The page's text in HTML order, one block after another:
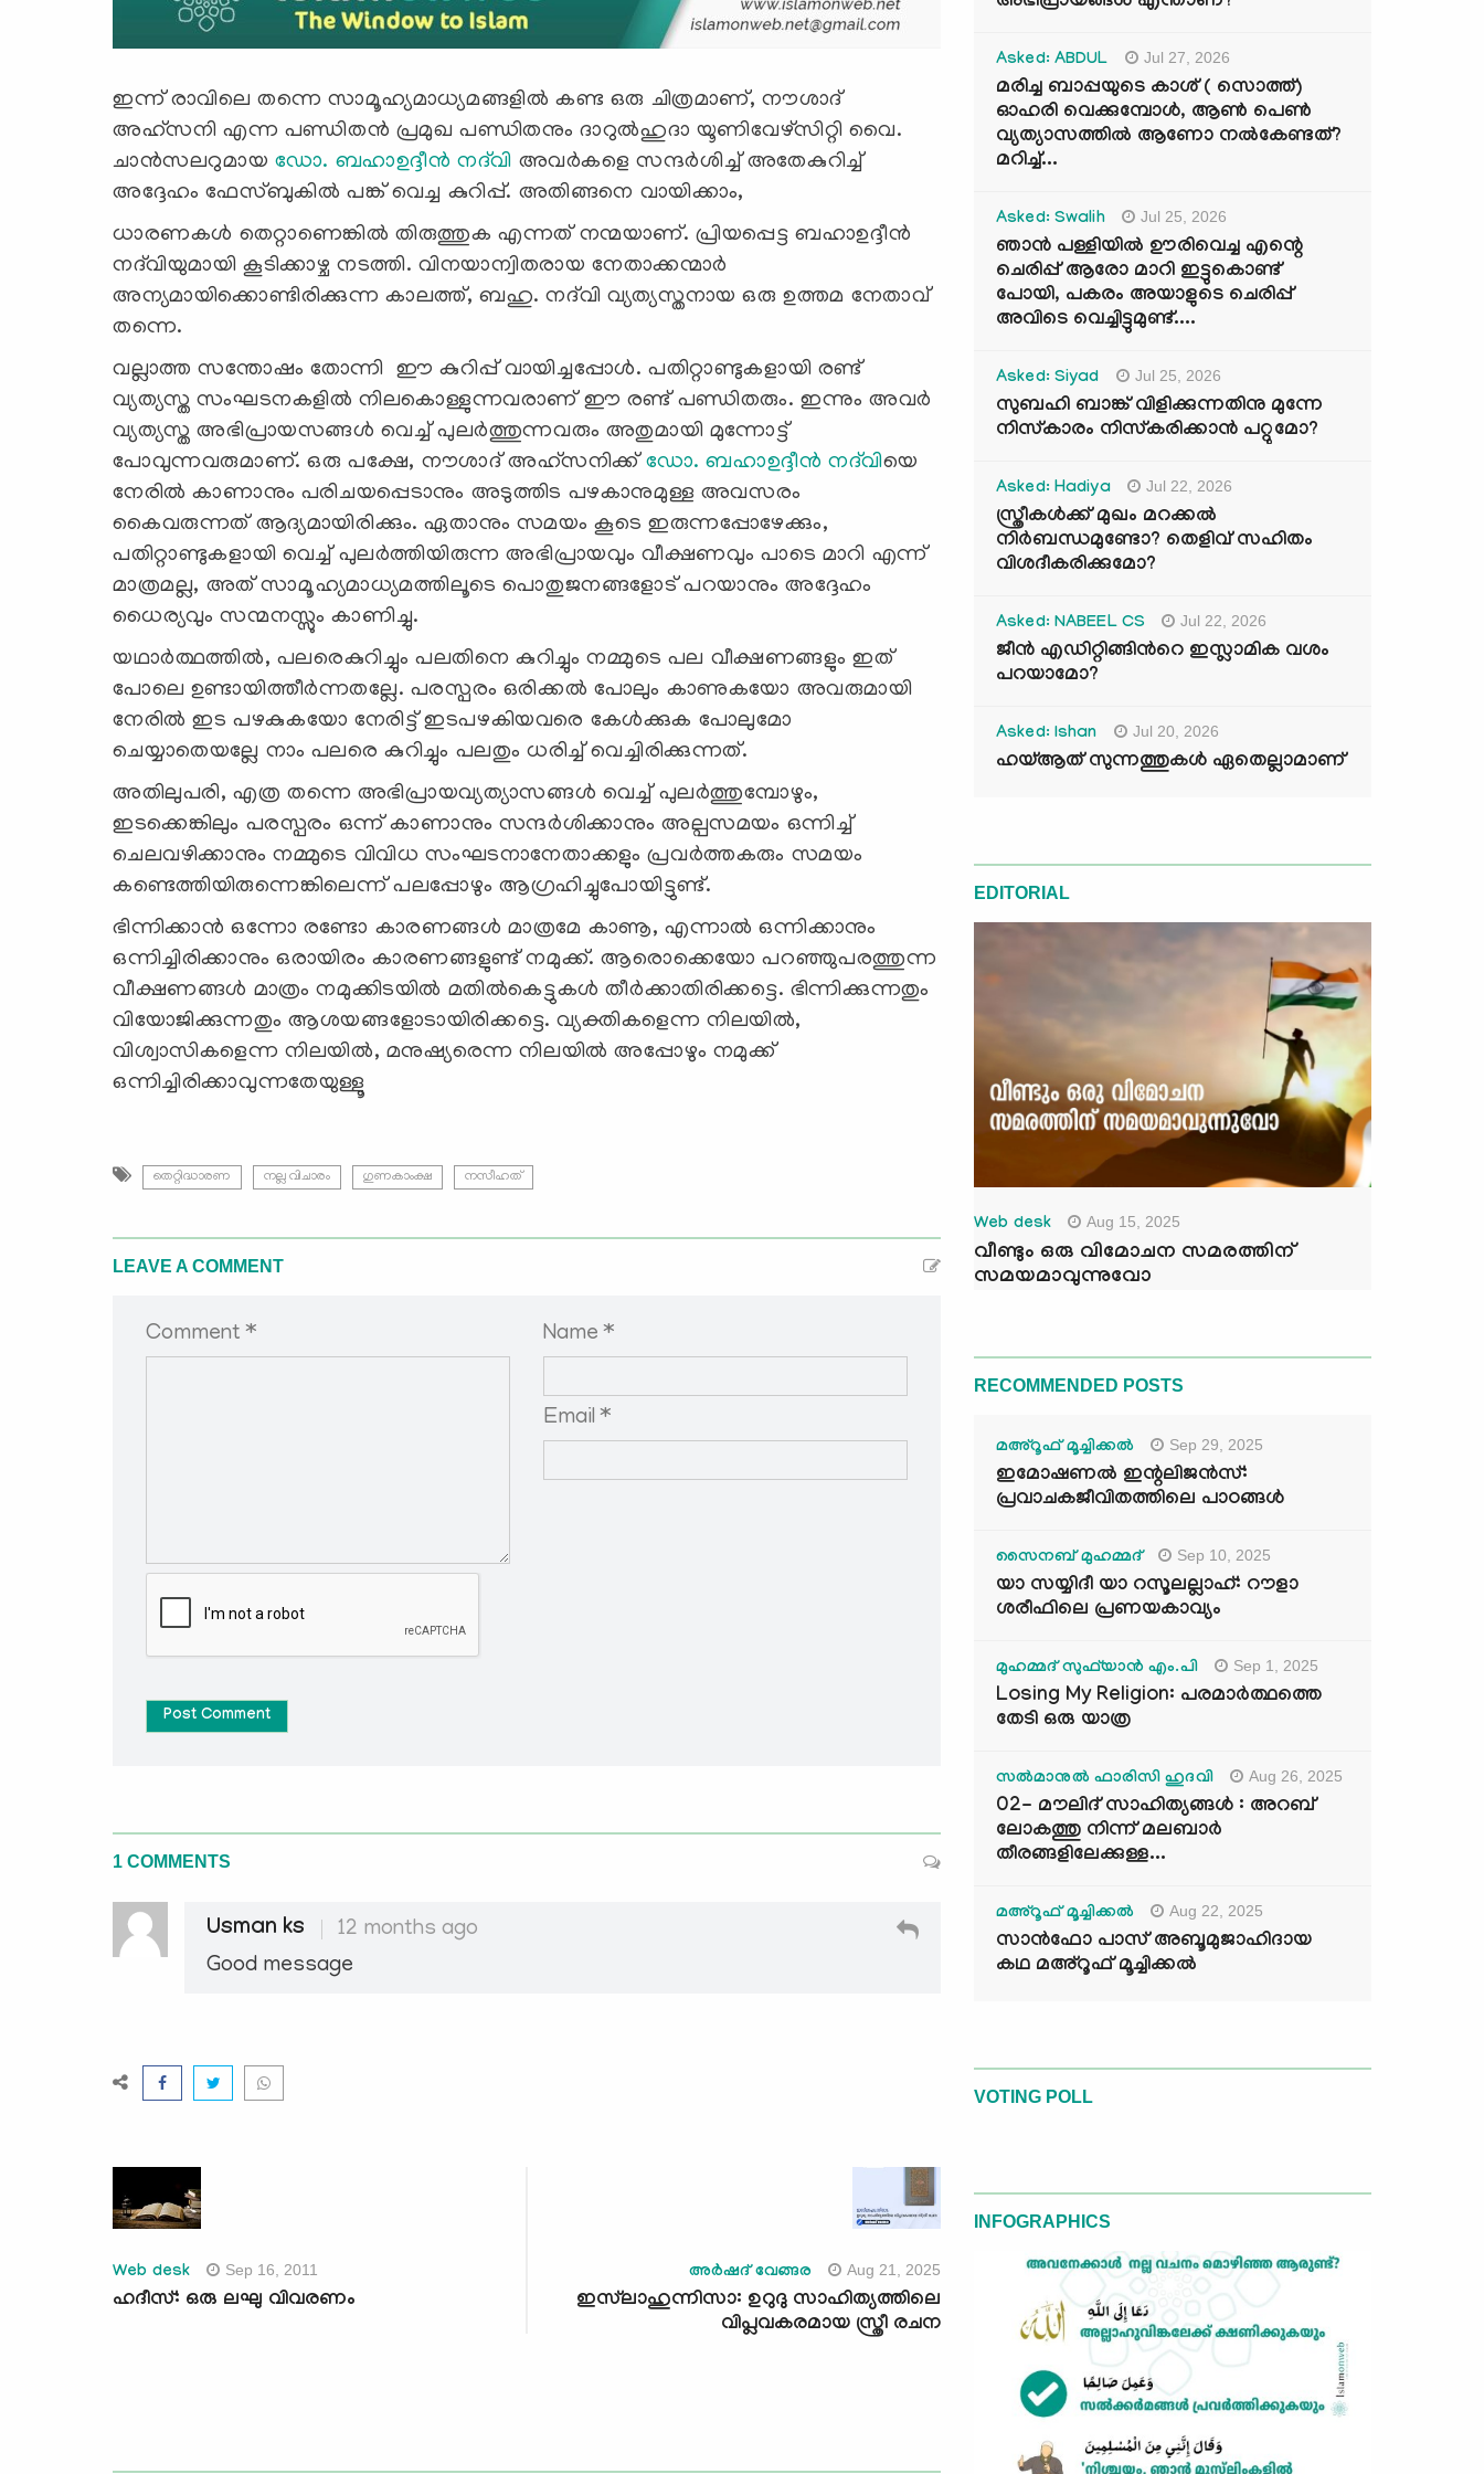
ഇന്ന് രാവിലെ തന്നെ സാമൂഹ്യമാധ്യമങ്ങളില്‍ കണ്ട ഒരു ചിത്രമാണ്, നൗശാദ്
അഹ്സനി എന്ന പണ്ഡിതന്‍ പ്രമുഖ പണ്ഡിതനും ദാറുല്‍ഹുദാ യൂണിവേഴ്സിറ്റി വൈ.
ചാന്‍സലറുമായ ഡോ. ബഹാഉദ്ദീന്‍ നദ്‍വി അവര്‍കളെ സന്ദര്‍ശിച്ച് അതേകുറിച്ച്
അദ്ദേഹം ഫേസ്ബുകില്‍ പങ്ക് വെച്ച കുറിപ്പ്. അതിങ്ങനെ വായിക്കാം,
ധാരണകള്‍ തെറ്റാണെങ്കില്‍ തിരുത്തുക എന്നത് നന്മയാണ്. പ്രിയപ്പെട്ട ബഹാഉദ്ദീന്‍
നദ്‍വിയുമായി കൂടിക്കാഴ്ച നടത്തി. വിനയാന്വിതരായ നേതാക്കന്മാര്‍
അന്യമായിക്കൊണ്ടിരിക്കുന്ന കാലത്ത്, ബഹു. നദ്‍വി വ്യത്യസ്തനായ ഒരു ഉത്തമ നേതാവ്
തന്നെ.
വല്ലാത്ത സന്തോഷം തോന്നി ഈ കുറിപ്പ് വായിച്ചപ്പോള്‍. പതിറ്റാണ്ടുകളായി രണ്ട്
വ്യത്യസ്ത സംഘടനകളില്‍ നിലകൊള്ളുന്നവരാണ് ഈ രണ്ട് പണ്ഡിതരും. ഇന്നും അവര്‍
വ്യത്യസ്ത അഭിപ്രായസങ്ങള്‍ വെച്ച് പുലര്‍ത്തുന്നവരും അതുമായി മുന്നോട്ട്
പോവുന്നവരുമാണ്. ഒരു പക്ഷേ, നൗശാദ് അഹ്സനിക്ക്ഡോ. ബഹാഉദ്ദീന്‍ നദ്‍വിയെ
നേരില്‍ കാണാനും പരിചയപ്പെടാനും അടുത്തിട പഴകാനുമുള്ള അവസരം
കൈവരുന്നത് ആദ്യമായിരിക്കും. ഏതാനും സമയം കൂടെ ഇരുന്നപ്പോഴേക്കും,
പതിറ്റാണ്ടുകളായി വെച്ച് പുലര്‍ത്തിയിരുന്ന അഭിപ്രായവും വീക്ഷണവും പാടെ മാറി എന്ന്
മാത്രമല്ല, അത് സാമൂഹ്യമാധ്യമത്തിലൂടെ പൊതുജനങ്ങളോട് പറയാനും അദ്ദേഹം
ധൈര്യവും സന്മനസ്സും കാണിച്ചു.
യഥാര്‍ത്ഥത്തില്‍, പലരെകുറിച്ചും പലതിനെ കുറിച്ചും നമ്മുടെ പല വീക്ഷണങ്ങളും ഇത്
പോലെ ഉണ്ടായിത്തീര്‍ന്നതല്ലേ. പരസ്പരം ഒരിക്കല്‍ പോലും കാണുകയോ അവരുമായി
നേരില്‍ ഇട പഴകുകയോ നേരിട്ട് ഇടപഴകിയവരെ കേള്‍ക്കുക പോലുമോ
ചെയ്യാതെയല്ലേ നാം പലരെ കുറിച്ചും പലതും ധരിച്ച് വെച്ചിരിക്കുന്നത്.
അതിലുപരി, എത്ര തന്നെ അഭിപ്രായവ്യത്യാസങ്ങള്‍ വെച്ച് പുലര്‍ത്തുമ്പോഴും,
ഇടക്കെങ്കിലും പരസ്പരം ഒന്ന് കാണാനും സന്ദര്‍ശിക്കാനും അല്പസമയം ഒന്നിച്ച്
ചെലവഴിക്കാനും നമ്മുടെ വിവിധ സംഘടനാനേതാക്കളും പ്രവര്‍ത്തകരും സമയം
കണ്ടെത്തിയിരുന്നെങ്കിലെന്ന് പലപ്പോഴും ആഗ്രഹിച്ചുപോയിട്ടുണ്ട്.
ഭിന്നിക്കാന്‍ ഒന്നോ രണ്ടോ കാരണങ്ങള്‍ മാത്രമേ കാണൂ, എന്നാല്‍ ഒന്നിക്കാനും
ഒന്നിച്ചിരിക്കാനും ഒരായിരം കാരണങ്ങളുണ്ട് നമുക്ക്. ആരൊക്കെയോ പറഞ്ഞുപരത്തുന്ന
വീക്ഷണങ്ങള്‍ മാത്രം നമുക്കിടയില്‍ മതില്‍കെട്ടുകള്‍ തീര്‍ക്കാതിരിക്കട്ടെ. ഭിന്നിക്കുന്നതും
വിയോജിക്കുന്നതും ആശയങ്ങളോടായിരിക്കട്ടെ. വ്യക്തികളെന്ന നിലയില്‍,
വിശ്വാസികളെന്ന നിലയില്‍, മനുഷ്യരെന്ന നിലയില്‍ അപ്പോഴും നമുക്ക്
ഒന്നിച്ചിരിക്കാവുന്നതേയുള്ളൂ
തെറ്റിദ്ധാരണ നല്ല വിചാരം ഗുണകാംക്ഷ നസീഹത്
LEAVE A COMMENT
Comment * Name *
Email *
Post Comment
1 COMMENTS
Usman ks
12 months ago
Good message
Web desk Sep 16, 2011
ഹദീസ്: ഒരു ലഘു വിവരണം
അർഷദ് വേങ്ങര Aug 21, 2025
ഇസ്‌ലാഹുന്നിസാ: ഉറുദു സാഹിത്യത്തിലെ
വിപ്ലവകരമായ സ്ത്രീ രചന
Asked: ABDUL Jul 27, 2026
മരിച്ച ബാപ്പയുടെ കാശ് ( സൊത്ത്)
ഓഹരി വെക്കുമ്പോൾ, ആണ്‍ പെണ്‍
വ്യത്യാസത്തില്‍ ആണോ നല്‍കേണ്ടത്?
മറിച്ച്...
Asked: Swalih Jul 25, 2026
ഞാൻ പള്ളിയിൽ ഊരിവെച്ച എന്റെ
ചെരിപ്പ് ആരോ മാറി ഇട്ടുകൊണ്ട്
പോയി, പകരം അയാളുടെ ചെരിപ്പ്
അവിടെ വെച്ചിട്ടുമുണ്ട്....
Asked: Siyad Jul 25, 2026
സുബഹി ബാങ്ക് വിളിക്കുന്നതിനു മുന്നേ
നിസ്കാരം നിസ്കരിക്കാൻ പറ്റുമോ?
Asked: Hadiya Jul 22, 2026
സ്ത്രീകൾക്ക് മുഖം മറക്കൽ
നിർബന്ധമുണ്ടോ? തെളിവ് സഹിതം
വിശദീകരിക്കുമോ?
Asked: NABEEL CS Jul 22, 2026
ജീൻ എഡിറ്റിങ്ങിന്‍റെ ഇസ്ലാമിക വശം
പറയാമോ?
Asked: Ishan Jul 20, 2026
ഹയ്ആത് സുന്നത്തുകൾ ഏതെല്ലാമാണ്
EDITORIAL
Web desk Aug 15, 2025
വീണ്ടും ഒരു വിമോചന സമരത്തിന്
സമയമാവുന്നുവോ
RECOMMENDED POSTS
മഅ്റൂഫ് മൂച്ചിക്കല്‍ Sep 29, 2025
ഇമോഷണൽ ഇന്റലിജൻസ്:
പ്രവാചകജീവിതത്തിലെ പാഠങ്ങൾ
സൈനബ് മുഹമ്മദ് Sep 10, 2025
യാ സയ്യിദീ യാ റസൂലല്ലാഹ്: റൗളാ
ശരീഫിലെ പ്രണയകാവ്യം
മുഹമ്മദ് സുഫ്‌യാൻ എം.പി Sep 1, 2025
Losing My Religion: പരമാർത്ഥത്തെ
തേടി ഒരു യാത്ര
സൽമാനുൽ ഫാരിസി ഹുദവി Aug 26, 2025
02- മൗലിദ് സാഹിത്യങ്ങൾ : അറബ്
ലോകത്തു നിന്ന് മലബാർ
തീരങ്ങളിലേക്കുള്ള...
മഅ്റൂഫ് മൂച്ചിക്കല്‍ Aug 22, 2025
സാൻഫോ പാസ് അബൂമുജാഹിദായ
കഥ മഅ്റൂഫ് മൂച്ചിക്കല്‍
VOTING POLL
INFOGRAPHICS